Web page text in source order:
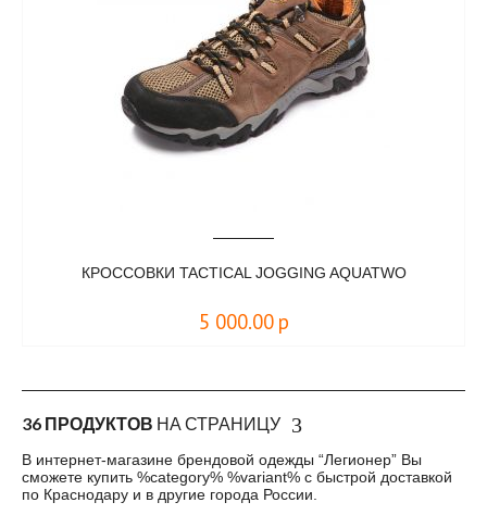
КРОССОВКИ TACTICAL JOGGING AQUATWO
5 000.00 р
36 ПРОДУКТОВ НА СТРАНИЦУ
В интернет-магазине брендовой одежды “Легионер” Вы
сможете купить %category% %variant% с быстрой доставкой
по Краснодару и в другие города России.